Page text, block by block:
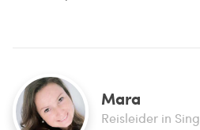
Mara
Reisleider in